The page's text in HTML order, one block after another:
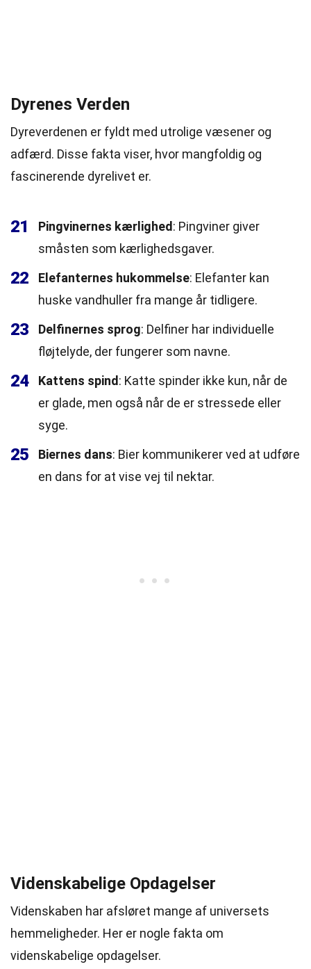
Dyrenes Verden
Dyreverdenen er fyldt med utrolige væsener og
adfærd. Disse fakta viser, hvor mangfoldig og
fascinerende dyrelivet er.
21 Pingvinernes kærlighed : Pingviner giver
småsten som kærlighedsgaver.
22 Elefanternes hukommelse: Elefanter kan
huske vandhuller fra mange år tidligere.
23 Delfinernes sprog: Delfiner har individuelle
fløjtelyde, der fungerer som navne.
24 Kattens spind : Katte spinder ikke kun, når de
er glade, men også når de er stressede eller
syge.
25 Biernes dans: Bier kommunikerer ved at udføre
en dans for at vise vej til nektar.
Videnskabelige Opdagelser
Videnskaben har afsløret mange af universets
hemmeligheder. Her er nogle fakta om
videnskabelige opdagelser.